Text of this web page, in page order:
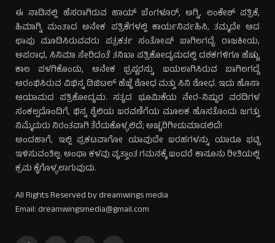
ಈ ನಾಡಿನಲ್ಲಿ ಹೆಸರಾಗಿರುವ ಹಾಯ್ ಬೆಂಗಳೂರ್, ಅಗ್ನಿ, ಲಂಕೇಶ್ ಪತ್ರಿಕೆ,
ಹಿಮಾಗ್ನಿ ಮಂತಾದ ಅನೇಕ ಪತ್ರಿಕೆಗಳಲ್ಲಿ ಕಾರ್ಯನಿರ್ವಹಿಸಿ, ತಮ್ಮದೇ ಆದ
ಛಾಪು ಮೂಡಿಸಿರುವವರು ಪತ್ರಕರ್ತ ಸಂತೋಷ್ ಬಾಗಿಲಗದ್ದೆ. ರಾಜಕೀಯ,
ಅಪರಾಧ, ಸಿನಿಮಾ ಸೇರಿದಂತೆ ತನಿಖಾ ಪತ್ರಿಕೋದ್ಯಮದಲ್ಲಿ ದಶಕಗಳಿಗೂ ಹೆಚ್ಚು
ಕಾಲ ಪಳಗಿಕೊಂಡು, ಅನೇಕ ಭ್ರಷ್ಟರನ್ನು ಬಯಲಾಗಿಸಿರುವ ಬಾಗಿಲಗದ್ದೆ
ಆರಂಭಿಸಿರುವ ವಿಭಿನ್ನ ಡಿಜಿಟಲ್ ಹೆಜ್ಜೆ ಶೋಧ ಮತ್ತು ಸಿನಿ ಶೋಧ. ಇದು ಹೊಸಾ
ಆಯಾಮದ ಪತ್ರಿಕೋದ್ಯಮ. ಸತ್ಯದ ಭೂಮಿಕೆಯ ನೇರ-ನಿಷ್ಠುರ ವರದಿಗಳ
ಸಂಕಲ್ಪದೊಂದಿಗೆ, ಭಿನ್ನ ಶೈಲಿಯ ಬರವಣಿಗೆಯ ಮೂಲಕ ಹೊಸತೊಂದು ಜಗತ್ತು
ನಿಮ್ಮೆದುರು ನಿರಂತವಾಗಿ ತೆರೆದುಕೊಳ್ಳಲಿದೆ; ಅಚ್ಚರಿಗೀಡುಮಾಡಲಿದೆ!
ಅಂದಹಾಗೆ, ಇಲ್ಲಿ ಪ್ರಕಟವಾಗೋ ಯಾವುದೇ ಬರಹಗಳನ್ನು ಯಾರೂ ಭಟ್ಟಿ
ಇಳಿಸುವಂತಿಲ್ಲ. ಅಂಥಾ ಕಳವು ವೃತ್ತಾಂತ ಗಮನಕ್ಕೆ ಬಂದರೆ ಕಾನೂನು ರೀತಿಯಲ್ಲಿ
ಕ್ರಮ ಕೈಗೊಳ್ಳಲಾಗುವುದು.
All Rights Reserved by dreamwings media
Email: dreamwingsmedia@gmail.com